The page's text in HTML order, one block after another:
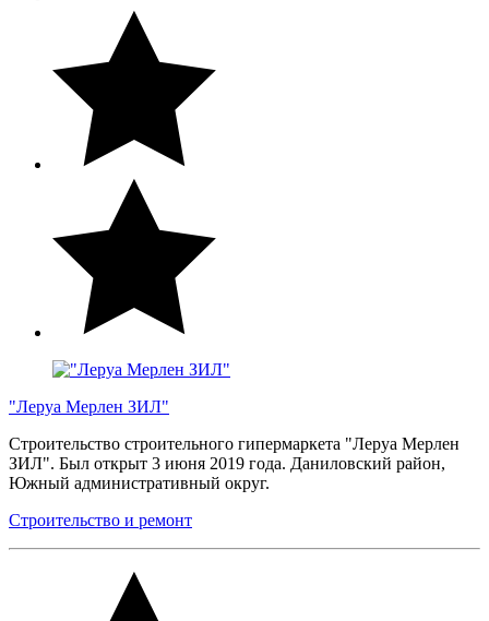
"Леруа Мерлен ЗИЛ"
Строительство строительного гипермаркета "Леруа Мерлен
ЗИЛ". Был открыт 3 июня 2019 года. Даниловский район,
Южный административный округ.
Строительство и ремонт